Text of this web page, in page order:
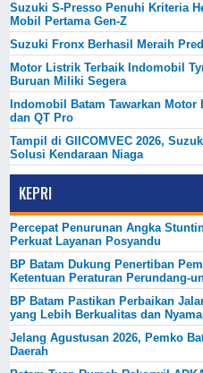
Suzuki S-Presso Penuhi Kriteria
Mobil Pertama Gen-Z
Suzuki Fronx Berhasil Meraih
Motor Listrik Terbaik Indomobil
Buruan Miliki Segera
Indomobil Batam Tawarkan
dan QT Pro
Tampil di GIICOMVEC 2026,
Solusi Kendaraan Niaga
KEPRI
Percepat Penurunan Angka
Perkuat Layanan Posyandu
BP Batam Dukung Penertiban
Ketentuan Peraturan Perundang-
BP Batam Pastikan Perbaikan
yang Lebih Berkualitas dan
Jelang Agustusan 2026, Pemko
Daerah